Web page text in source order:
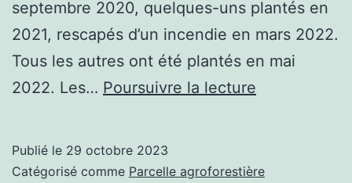
septembre 2020, quelques-uns plantés en
2021, rescapés d’un incendie en mars 2022.
Tous les autres ont été plantés en mai
2022. Les… Poursuivre la lecture
arbres
Publié le 29 octobre 2023
Catégorisé comme Parcelle agroforestière